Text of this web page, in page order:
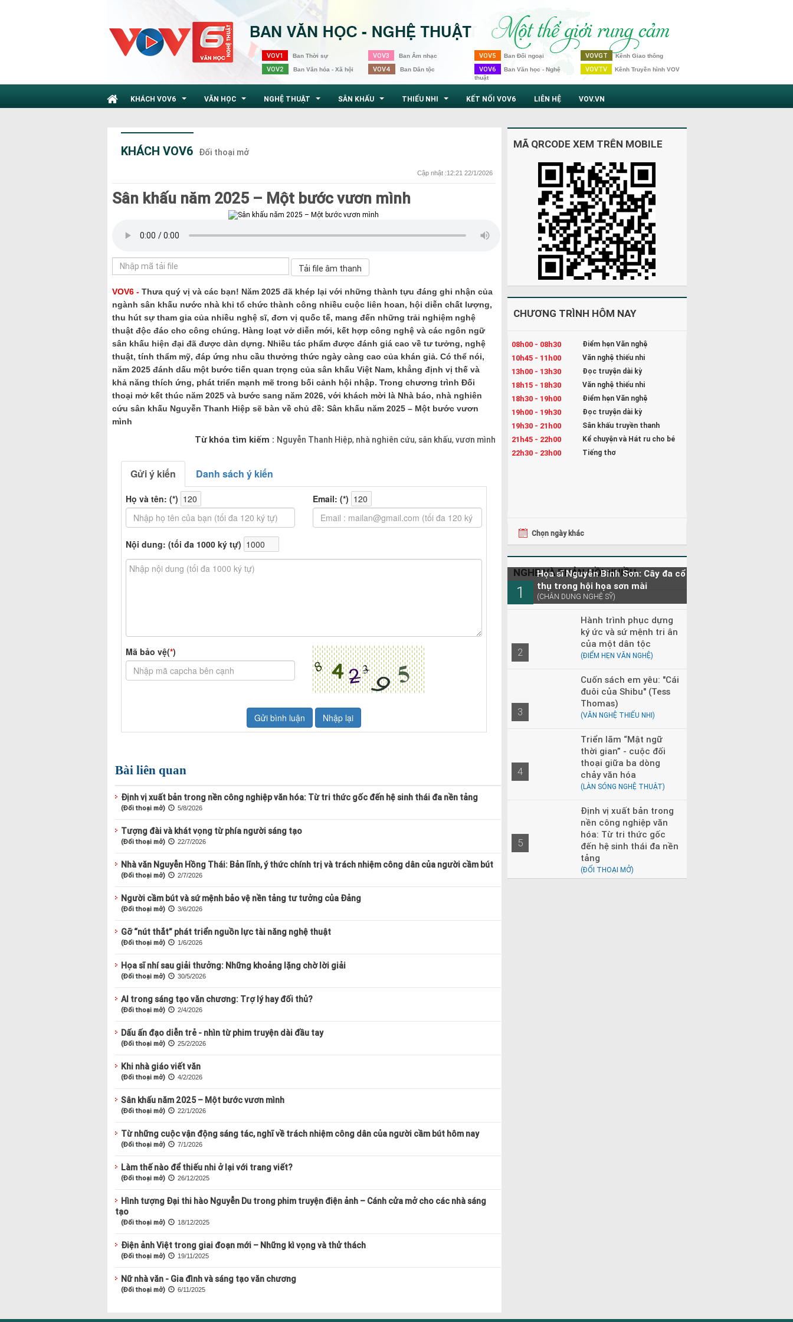
VOV1 Ban Thời sự
VOV2 Ban Văn hóa - Xã hội
VOV3 Ban Âm nhạc
VOV4 Ban Dân tộc
VOV5 Ban Đối ngoại
VOV6 Ban Văn học - Nghệ
thuật
VOVGT Kênh Giao thông
VOVTV Kênh Truyền hình VOV
KHÁCH VOV6 VĂN HỌC NGHỆ THUẬT SÂN KHẤU THIẾU NHI KẾT NỐI VOV6 LIÊN HỆ VOV.VN
KHÁCH VOV6 Đối thoại mở
Cập nhật :12:21 22/1/2026
Sân khấu năm 2025 – Một bước vươn mình
VOV6 - Thưa quý vị và các bạn! Năm 2025 đã khép lại với những thành tựu đáng ghi nhận của
ngành sân khấu nước nhà khi tổ chức thành công nhiều cuộc liên hoan, hội diễn chất lượng,
thu hút sự tham gia của nhiều nghệ sĩ, đơn vị quốc tế, mang đến những trải nghiệm nghệ
thuật độc đáo cho công chúng. Hàng loạt vở diễn mới, kết hợp công nghệ và các ngôn ngữ
sân khấu hiện đại đã được dàn dựng. Nhiều tác phẩm được đánh giá cao về tư tưởng, nghệ
thuật, tính thẩm mỹ, đáp ứng nhu cầu thưởng thức ngày càng cao của khán giả. Có thể nói,
năm 2025 đánh dấu một bước tiến quan trọng của sân khấu Việt Nam, khẳng định vị thế và
khả năng thích ứng, phát triển mạnh mẽ trong bối cảnh hội nhập. Trong chương trình Đối
thoại mở kết thúc năm 2025 và bước sang năm 2026, với khách mời là Nhà báo, nhà nghiên
cứu sân khấu Nguyễn Thanh Hiệp sẽ bàn về chủ đề: Sân khấu năm 2025 – Một bước vươn
mình
Từ khóa tìm kiếm : Nguyễn Thanh Hiệp, nhà nghiên cứu, sân khấu, vươn mình
Bài liên quan
Định vị xuất bản trong nền công nghiệp văn hóa: Từ tri thức gốc đến hệ sinh thái đa nền tảng
(Đối thoại mở) 5/8/2026
Tượng đài và khát vọng từ phía người sáng tạo
(Đối thoại mở) 22/7/2026
Nhà văn Nguyễn Hồng Thái: Bản lĩnh, ý thức chính trị và trách nhiệm công dân của người cầm bút
(Đối thoại mở) 2/7/2026
Người cầm bút và sứ mệnh bảo vệ nền tảng tư tưởng của Đảng
(Đối thoại mở) 3/6/2026
Gỡ “nút thắt” phát triển nguồn lực tài năng nghệ thuật
(Đối thoại mở) 1/6/2026
Họa sĩ nhí sau giải thưởng: Những khoảng lặng chờ lời giải
(Đối thoại mở) 30/5/2026
AI trong sáng tạo văn chương: Trợ lý hay đối thủ?
(Đối thoại mở) 2/4/2026
Dấu ấn đạo diễn trẻ - nhìn từ phim truyện dài đầu tay
(Đối thoại mở) 25/2/2026
Khi nhà giáo viết văn
(Đối thoại mở) 4/2/2026
Sân khấu năm 2025 – Một bước vươn mình
(Đối thoại mở) 22/1/2026
Từ những cuộc vận động sáng tác, nghĩ về trách nhiệm công dân của người cầm bút hôm nay
(Đối thoại mở) 7/1/2026
Làm thế nào để thiếu nhi ở lại với trang viết?
(Đối thoại mở) 26/12/2025
Hình tượng Đại thi hào Nguyễn Du trong phim truyện điện ảnh – Cánh cửa mở cho các nhà sáng
tạo
(Đối thoại mở) 18/12/2025
Điện ảnh Việt trong giai đoạn mới – Những kì vọng và thử thách
(Đối thoại mở) 19/11/2025
Nữ nhà văn - Gia đình và sáng tạo văn chương
(Đối thoại mở) 6/11/2025
MÃ QRCODE XEM TRÊN MOBILE
CHƯƠNG TRÌNH HÔM NAY
08h00 - 08h30 Điểm hẹn Văn nghệ
10h45 - 11h00 Văn nghệ thiếu nhi
13h00 - 13h30 Đọc truyện dài kỳ
18h15 - 18h30 Văn nghệ thiếu nhi
18h30 - 19h00 Điểm hẹn Văn nghệ
19h00 - 19h30 Đọc truyện dài kỳ
19h30 - 21h00 Sân khấu truyền thanh
21h45 - 22h00 Kể chuyện và Hát ru cho bé
22h30 - 23h00 Tiếng thơ
Chọn ngày khác
NGHE VÀ PHẢN HỒI NHIỀU
1
Họa sĩ Nguyễn Bỉnh Sơn: Cây đa cổ
thụ trong hội họa sơn mài
(CHÂN DUNG NGHỆ SỸ)
2
Hành trình phục dựng
ký ức và sứ mệnh tri ân
của một dân tộc
(ĐIỂM HẸN VĂN NGHỆ)
3
Cuốn sách em yêu: "Cái
đuôi của Shibu" (Tess
Thomas)
(VĂN NGHỆ THIẾU NHI)
4
Triển lãm “Mật ngữ
thời gian” - cuộc đối
thoại giữa ba dòng
chảy văn hóa
(LÀN SÓNG NGHỆ THUẬT)
5
Định vị xuất bản trong
nền công nghiệp văn
hóa: Từ tri thức gốc
đến hệ sinh thái đa nền
tảng
(ĐỐI THOẠI MỞ)